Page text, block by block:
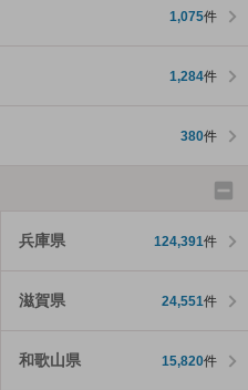
1,075件
1,284件
380件
兵庫県 124,391件
滋賀県 24,551件
和歌山県 15,820件